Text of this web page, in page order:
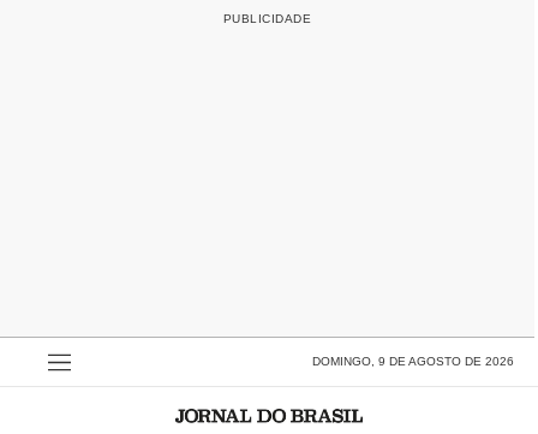
DOMINGO, 9 DE AGOSTO DE 2026